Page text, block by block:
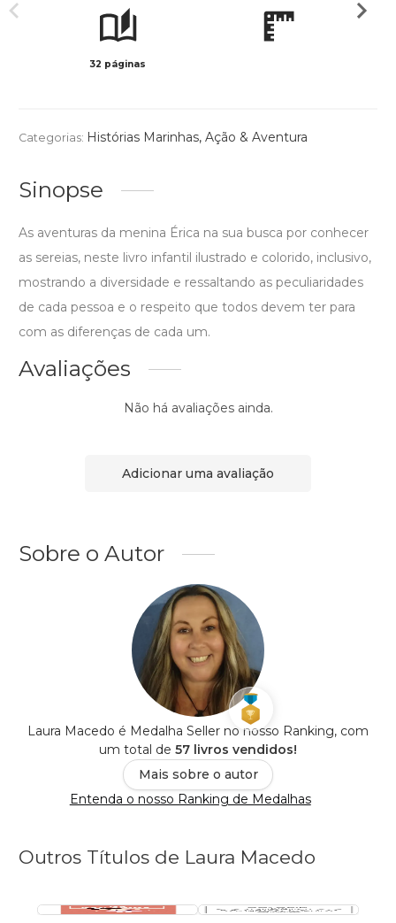
32 páginas
Categorias: Histórias Marinhas, Ação & Aventura
Sinopse
As aventuras da menina Érica na sua busca por conhecer
as sereias, neste livro infantil ilustrado e colorido, inclusivo,
mostrando a diversidade e ressaltando as peculiaridades
de cada pessoa e o respeito que todos devem ter para
com as diferenças de cada um.
Avaliações
Não há avaliações ainda.
Adicionar uma avaliação
Sobre o Autor
Laura Macedo é Medalha Seller no nosso Ranking, com
um total de 57 livros vendidos!
Mais sobre o autor
Entenda o nosso Ranking de Medalhas
Outros Títulos de Laura Macedo